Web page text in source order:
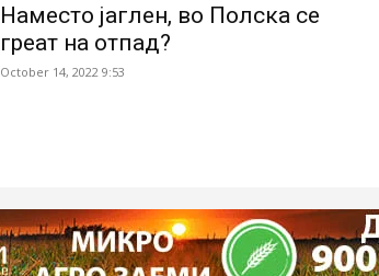
Наместо јаглен, во Полска се
греат на отпад?
October 14, 2022 9:53